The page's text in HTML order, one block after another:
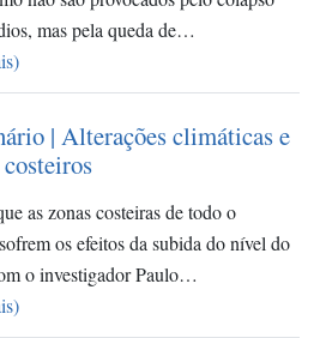
mas pela queda de…
| Alterações climáticas e
as zonas costeiras de todo o
os efeitos da subida do nível do
o investigador Paulo…